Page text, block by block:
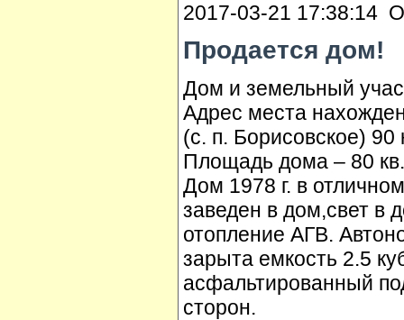
2017-03-21 17:38:14
Продается дом!
Дом и земельный
Адрес места
(с. п. Борисовское)
Площадь дома – 80
Дом 1978 г. в
заведен в дом,свет в
отопление АГВ.
зарыта емкость 2.5
асфальтированный
сторон.